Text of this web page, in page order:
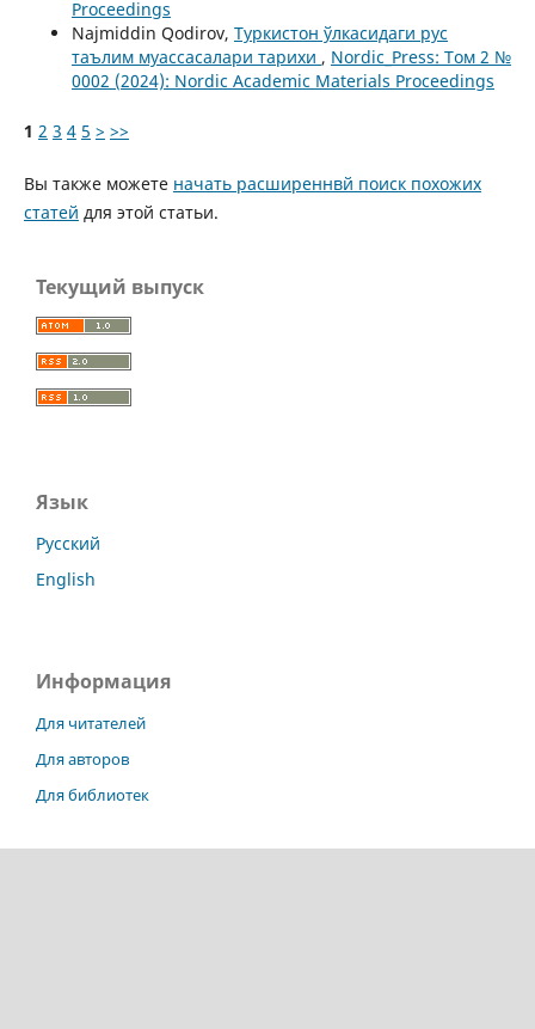
Proceedings
Najmiddin Qodirov, Туркистон ўлкасидаги рус
таълим муассасалари тарихи , Nordic_Press: Том 2 №
0002 (2024): Nordic Academic Materials Proceedings
1 2 3 4 5 > >>
Вы также можете начать расширеннвй поиск похожих
статей для этой статьи.
Текущий выпуск
Язык
Русский
English
Информация
Для читателей
Для авторов
Для библиотек